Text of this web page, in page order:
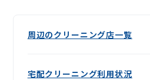
周辺のクリーニング店一覧
宅配クリーニング利用状況